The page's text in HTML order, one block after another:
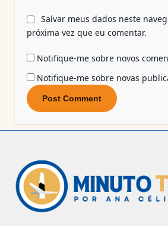
Salvar meus dados neste
próxima vez que eu comentar.
Notifique-me sobre novos
Notifique-me sobre novas